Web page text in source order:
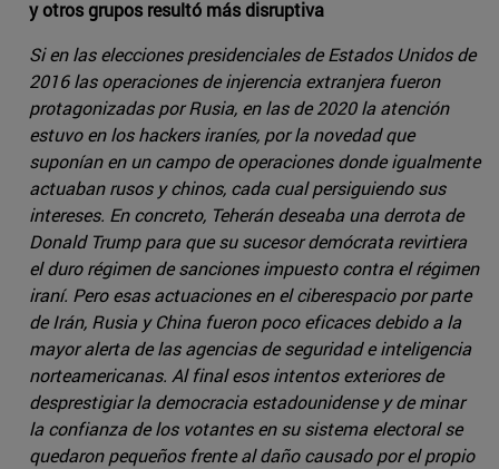
y otros grupos resultó más disruptiva
Si en las elecciones presidenciales de Estados Unidos de
2016 las operaciones de injerencia extranjera fueron
protagonizadas por Rusia, en las de 2020 la atención
estuvo en los hackers iraníes, por la novedad que
suponían en un campo de operaciones donde igualmente
actuaban rusos y chinos, cada cual persiguiendo sus
intereses. En concreto, Teherán deseaba una derrota de
Donald Trump para que su sucesor demócrata revirtiera
el duro régimen de sanciones impuesto contra el régimen
iraní. Pero esas actuaciones en el ciberespacio por parte
de Irán, Rusia y China fueron poco eficaces debido a la
mayor alerta de las agencias de seguridad e inteligencia
norteamericanas. Al final esos intentos exteriores de
desprestigiar la democracia estadounidense y de minar
la confianza de los votantes en su sistema electoral se
quedaron pequeños frente al daño causado por el propio